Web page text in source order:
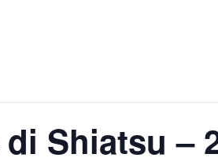
Shiatsu –